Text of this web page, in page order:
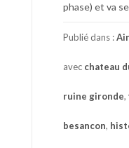
phase) et va
Publié dans :
avec chateau
ruine gironde,
besancon,